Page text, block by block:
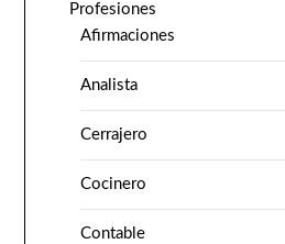
Profesiones
Afirmaciones
Analista
Cerrajero
Cocinero
Contable